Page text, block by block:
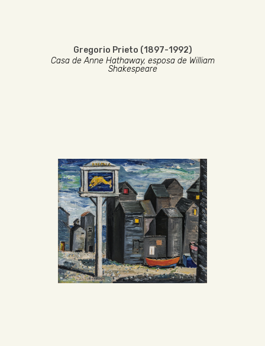
Gregorio Prieto (1897-1992)
Casa de Anne Hathaway, esposa de William
Shakespeare